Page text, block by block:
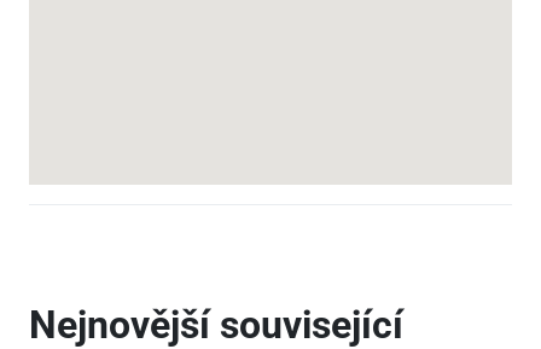
Nejnovější související